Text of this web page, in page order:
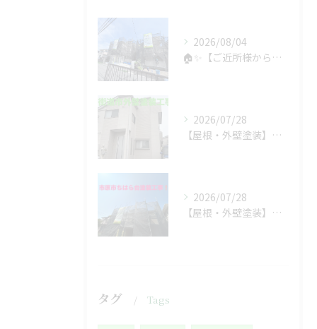
2026/08/04
🏠✨【ご近所様からのご紹介で、工事スタート！】✨🏠
2026/07/28
【屋根・外壁塗装】工事着工しました❗️
2026/07/28
【屋根・外壁塗装】着工しました❗️
タグ Tags